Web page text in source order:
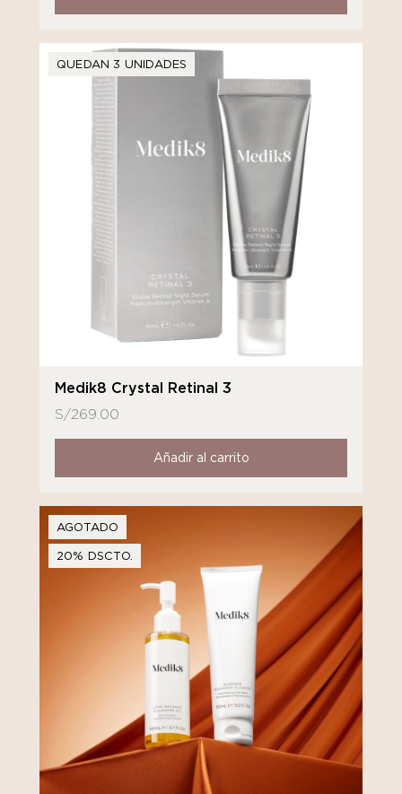
QUEDAN 3 UNIDADES
Medik8 Crystal Retinal 3
S/269.00
Añadir al carrito
AGOTADO
20% DSCTO.